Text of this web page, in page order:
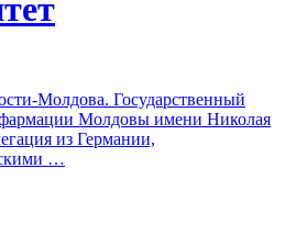
Молдова. Государственный
Молдовы имени Николая
из Германии,
…